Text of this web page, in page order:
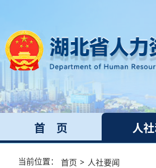
首 页 人
当前位置： 首页 > 人社要闻